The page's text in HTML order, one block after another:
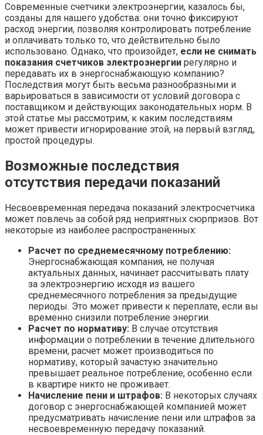
Современные счетчики электроэнергии, казалось бы,
созданы для нашего удобства: они точно фиксируют
расход энергии, позволяя контролировать потребление
и оплачивать только то, что действительно было
использовано. Однако, что произойдет, если не снимать
показания счетчиков электроэнергии регулярно и
передавать их в энергоснабжающую компанию?
Последствия могут быть весьма разнообразными и
варьироваться в зависимости от условий договора с
поставщиком и действующих законодательных норм. В
этой статье мы рассмотрим, к каким последствиям
может привести игнорирование этой, на первый взгляд,
простой процедуры.
Возможные последствия
отсутствия передачи показаний
Несвоевременная передача показаний электросчетчика
может повлечь за собой ряд неприятных сюрпризов. Вот
некоторые из наиболее распространенных:
Расчет по среднемесячному потреблению:
Энергоснабжающая компания, не получая
актуальных данных, начинает рассчитывать плату
за электроэнергию исходя из вашего
среднемесячного потребления за предыдущие
периоды. Это может привести к переплате, если вы
временно снизили потребление энергии.
Расчет по нормативу: В случае отсутствия
информации о потреблении в течение длительного
времени, расчет может производиться по
нормативу, который зачастую значительно
превышает реальное потребление, особенно если
в квартире никто не проживает.
Начисление пени и штрафов: В некоторых случаях
договор с энергоснабжающей компанией может
предусматривать начисление пени или штрафов за
несвоевременную передачу показаний.